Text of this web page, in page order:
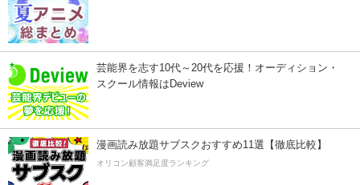
芸能界を志す10代～20代を応援！オーディション・
スクール情報はDeview
漫画読み放題サブスクおすすめ11選【徹底比較】
オリコン顧客満足度ランキング